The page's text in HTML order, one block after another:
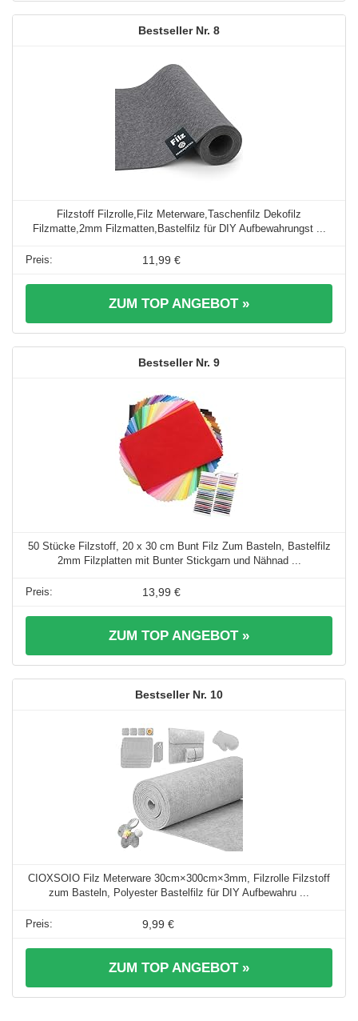
8
Filzstoff Filzrolle,Filz Meterware,Taschenfilz Dekofilz
Filzmatte,2mm Filzmatten,Bastelfilz für DIY Aufbewahrungst ...
11,99 €
ZUM TOP ANGEBOT »
9
50 Stücke Filzstoff, 20 x 30 cm Bunt Filz Zum Basteln, Bastelfilz
2mm Filzplatten mit Bunter Stickgarn und Nähnad ...
13,99 €
ZUM TOP ANGEBOT »
10
CIOXSOIO Filz Meterware 30cm×300cm×3mm, Filzrolle Filzstoff
zum Basteln, Polyester Bastelfilz für DIY Aufbewahru ...
9,99 €
ZUM TOP ANGEBOT »